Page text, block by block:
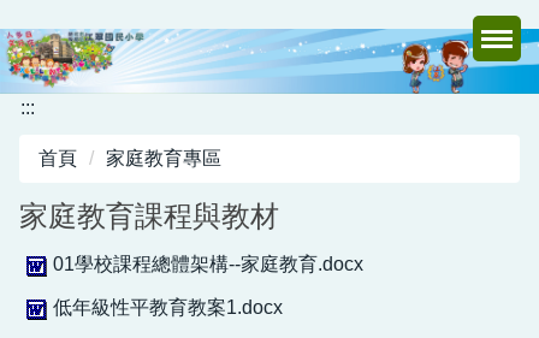
到
主
要
:::
首頁 家庭教育專區
家庭教育課程與教材
01學校課程總體架構--家庭教育.docx
低年級性平教育教案1.docx